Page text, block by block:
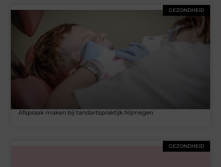
GEZONDHEID
Afspraak maken bij tandartspraktijk Nijmegen
GEZONDHEID